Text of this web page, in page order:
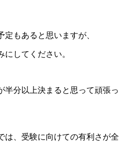
もあると思いますが、
にしてください。
半分以上決まると思って頑張っ
は、受験に向けての有利さが全